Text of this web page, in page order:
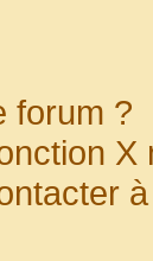
forum ?